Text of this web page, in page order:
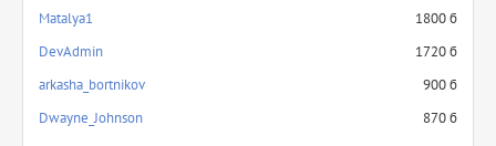
Matalya1
1800 б
DevAdmin
1720 б
arkasha_bortnikov
900 б
Dwayne_Johnson
870 б